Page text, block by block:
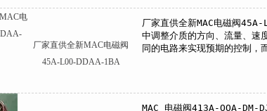
厂家直供全新MAC电磁阀
45A-L00-DDAA-1BA